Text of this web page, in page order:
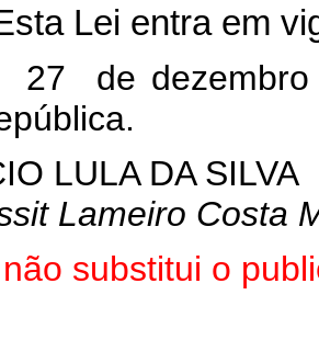
Lei entra em
27 de dezembro
LULA DA SILVA
Lameiro Costa
substitui o